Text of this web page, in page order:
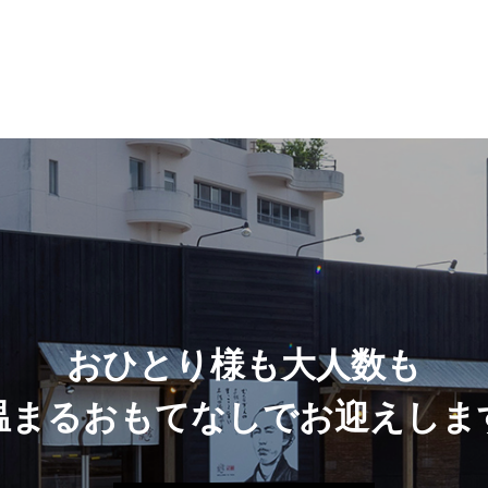
おひとり様も大人数も
まるおもてなしでお迎えしま